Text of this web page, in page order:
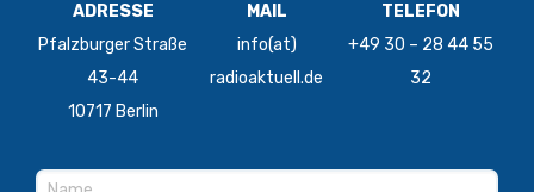
ADRESSE
Pfalzburger Straße
43-44
10717 Berlin
MAIL
info(at)
radioaktuell.de
TELEFON
+49 30 – 28 44 55
32